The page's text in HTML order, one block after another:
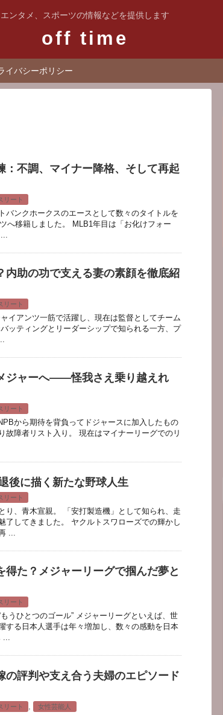
エンタメ、スポーツの情報などを提供します
off time
イバシーポリシー
：不調、マイナー降格、そして再起
リート
バンクホークスのエースとして数々のタイトルを
へ移籍しました。 MLB1年目は「お化けフォー
内助の功で支える妻の素顔を徹底紹
リート
イアンツ一筋で活躍し、現在は監督としてチーム
ッティングとリーダーシップで知られる一方、プ
ジャーへ――怪我さえ乗り越えれ
リート
から期待を背負ってドジャースに加入したもの
故障者リスト入り。 現在はマイナーリーグでのリ
に描く新たな野球人生
リート
り、青木宣親。 「安打製造機」として知られ、走
了してきました。 ヤクルトスワローズでの輝かし
...
得た？メジャーリーグで掴んだ夢と
リート
うひとつのゴール” メジャーリーグといえば、世
する日本人選手は年々増加し、数々の感動を日本
...
の評判や支え合う夫婦のエピソード
リート , 女性芸能人